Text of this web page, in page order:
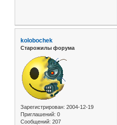
kolobochek
Старожилы форума
Зарегистрирован: 2004-12-19
Приглашений: 0
Сообщений: 207